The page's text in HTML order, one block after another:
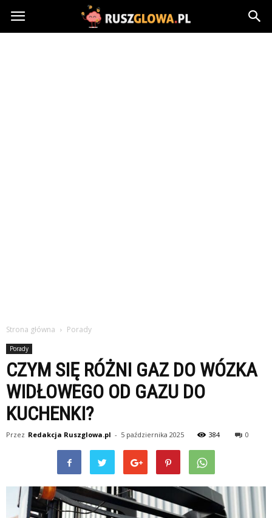
Ruszglowa.pl
Strona główna Porady
Porady
CZYM SIĘ RÓŻNI GAZ DO WÓZKA
WIDŁOWEGO OD GAZU DO
KUCHENKI?
Przez Redakcja Ruszglowa.pl - 5 października 2025 384 0